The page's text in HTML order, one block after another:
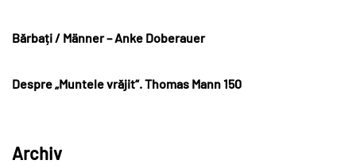
Bărbați / Männer – Anke Doberauer
Despre „Muntele vrăjit“. Thomas Mann 150
Archiv